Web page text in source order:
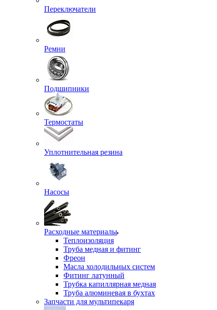
Переключатели
Ремни
Подшипники
Термостаты
Уплотнительная резина
Насосы
Расходные материалы
Теплоизоляция
Труба медная и фитинг
Фреон
Масла холодильных систем
Фитинг латунный
Трубка капиллярная медная
Труба алюминевая в бухтах
Запчасти для мультипекаря